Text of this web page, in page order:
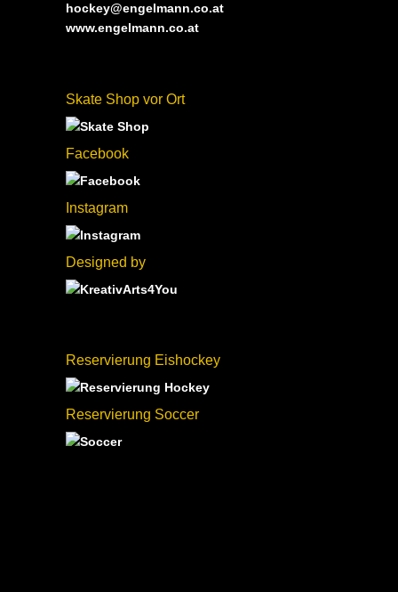
hockey@engelmann.co.at
www.engelmann.co.at
Skate Shop vor Ort
Facebook
Instagram
Designed by
Reservierung Eishockey
Reservierung Soccer